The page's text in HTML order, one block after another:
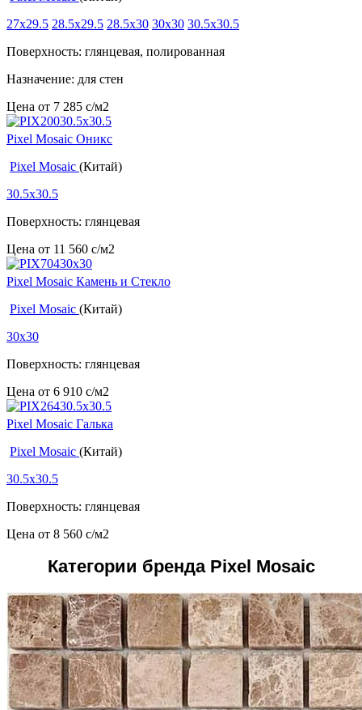
27x29.5 28.5x29.5 28.5x30 30x30 30.5x30.5
Поверхность: глянцевая, полированная
Назначение: для стен
Цена от 7 285 c/м2
Pixel Mosaic Оникс
Pixel Mosaic (Китай)
30.5x30.5
Поверхность: глянцевая
Цена от 11 560 c/м2
Pixel Mosaic Камень и Стекло
Pixel Mosaic (Китай)
30x30
Поверхность: глянцевая
Цена от 6 910 c/м2
Pixel Mosaic Галька
Pixel Mosaic (Китай)
30.5x30.5
Поверхность: глянцевая
Цена от 8 560 c/м2
Категории бренда Pixel Mosaic